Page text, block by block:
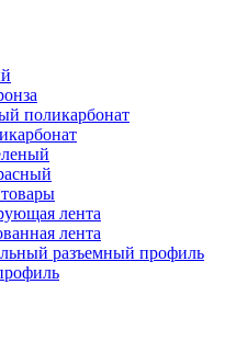
поликарбонат
лента
лента
разъемный профиль